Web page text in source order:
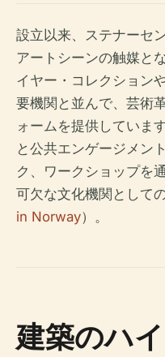
設立以来、ステナーセ
アートシーンの触媒と
イヤー・コレクション
要機関と並んで、芸術
ォームを提供していま
と公共エンゲージメン
ク、ワークショップを
可欠な文化機関として
in Norway）。
建築のハ